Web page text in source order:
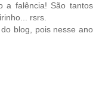
a falência! São tantos
rsrs.
blog, pois nesse ano